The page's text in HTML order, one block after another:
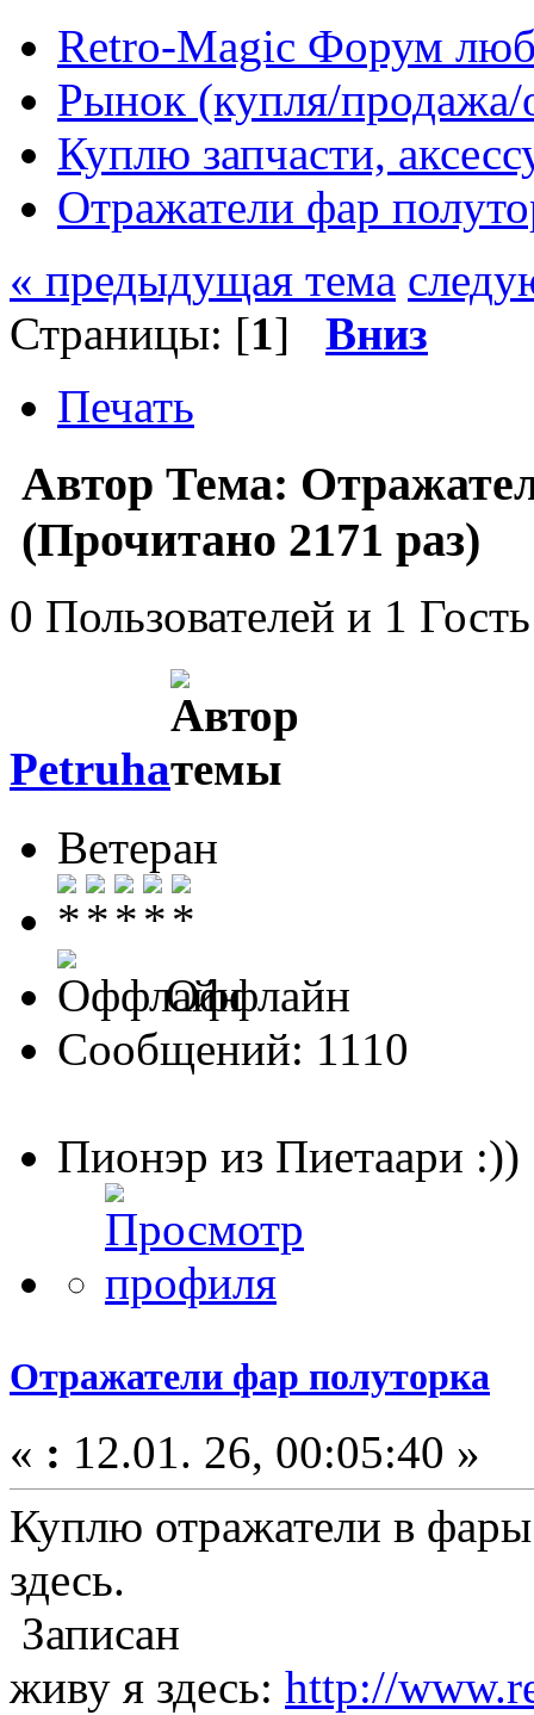
Retro-Magic Форум
Рынок (купля/продажа/
Куплю запчасти,
Отражатели фар
« предыдущая тема
Страницы: [1] Вниз
Печать
Автор Тема:
(Прочитано 2171 раз)
0 Пользователей и 1
Petruha
Ветеран
Оффлайн
Сообщений: 1110
Пионэр из Пиетаари :))
Отражатели фар полуторка
« : 12.01. 26, 00:05:40 »
Куплю отражатели в
здесь.
Записан
живу я здесь: http://